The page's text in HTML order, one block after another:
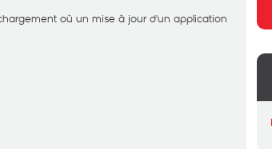
où un mise à jour d'un application